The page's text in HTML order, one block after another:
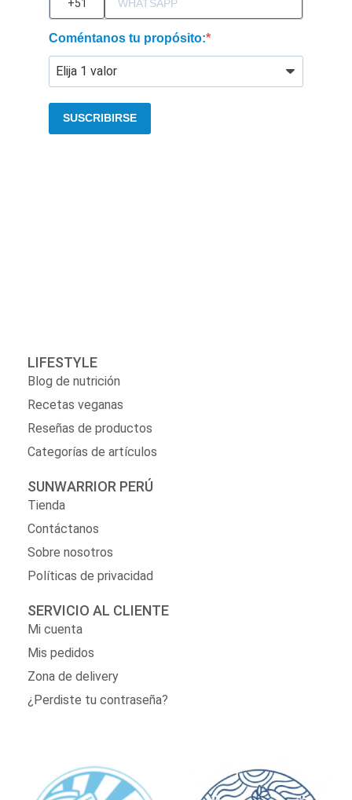
Coméntanos tu propósito:
SUSCRIBIRSE
LIFESTYLE
Blog de nutrición
Recetas veganas
Reseñas de productos
Categorías de artículos
SUNWARRIOR PERÚ
Tienda
Contáctanos
Sobre nosotros
Políticas de privacidad
SERVICIO AL CLIENTE
Mi cuenta
Mis pedidos
Zona de delivery
¿Perdiste tu contraseña?